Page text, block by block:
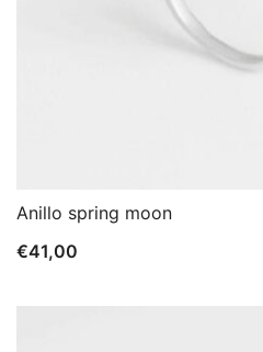
Anillo spring moon
€41,00